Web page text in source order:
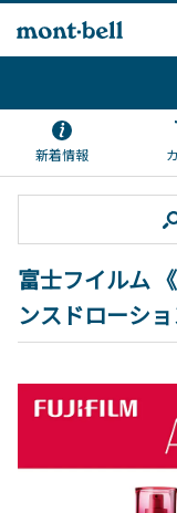
新着情報
富士フイルム
ンスドローシ